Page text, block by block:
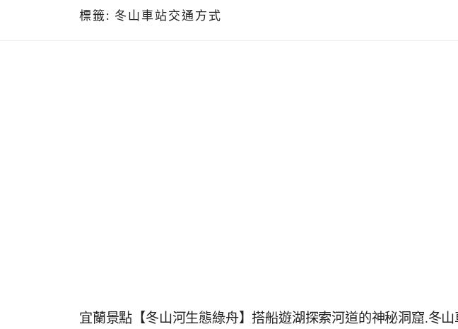
標籤: 冬山車站交通方式
宜蘭景點【冬山河生態綠舟】搭船遊湖探索河道的神秘洞窟.冬